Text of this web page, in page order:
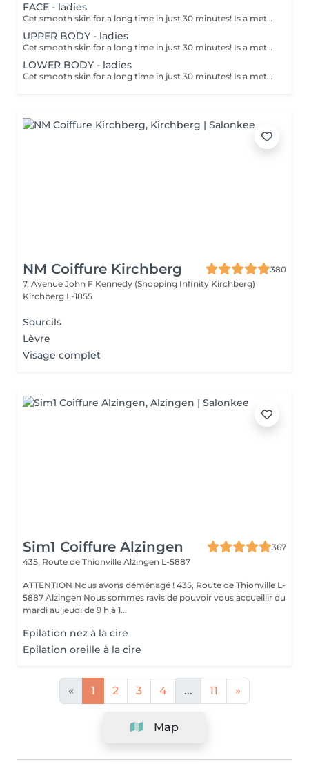
FACE - ladies
Get smooth skin for a long time in just 30 minutes! Is a method of hair removal when your hair is pulled out with warm wax with the hair follicle. How is wax epilation done? - preparation is performed - wax is applied - depilation is performed - wax residue is removed Age restrictions: recommended to do from 14 years. Post procedure recommendations: do not take hot bath, do not visit sauna, do not swim in the pool for 12 hours after the procedure - it can cause irritation. Frequency: once in 4 weeks.
UPPER BODY - ladies
Get smooth skin for a long time in just 30 minutes! Is a method of hair removal when your hair is pulled out with warm wax with the hair follicle. How is wax epilation done? - preparation is performed - wax is applied - depilation is performed - wax residue is removed Age restrictions: recommended to do from 14 years. Post procedure recommendations: do not take hot bath, do not visit sauna, do not swim in the pool for 12 hours after the procedure - it can cause irritation. Frequency: once in 4 weeks.
LOWER BODY - ladies
Get smooth skin for a long time in just 30 minutes! Is a method of hair removal when your hair is pulled out with warm wax with the hair follicle. How is wax epilation done? - preparation is performed - wax is applied - depilation is performed - wax residue is removed Age restrictions: recommended to do from 14 years. Post procedure recommendations: do not take hot bath, do not visit sauna, do not swim in the pool for 12 hours after the procedure - it can cause irritation. Frequency: once in 4 weeks.
NM Coiffure Kirchberg
380
7, Avenue John F Kennedy (Shopping Infinity Kirchberg)
Kirchberg L-1855
Sourcils
Lèvre
Visage complet
Sim1 Coiffure Alzingen
367
435, Route de Thionville Alzingen L-5887
ATTENTION Nous avons déménagé ! 435, Route de Thionville L-
5887 Alzingen Nous sommes ravis de pouvoir vous accueillir du
mardi au jeudi de 9 h à 1...
Epilation nez à la cire
Epilation oreille à la cire
« 1 2 3 4 ... 11 »
Map